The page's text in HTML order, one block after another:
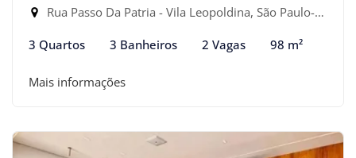
Rua Passo Da Patria - Vila Leopoldina, São Paulo-SP
3 Quartos 3 Banheiros 2 Vagas 98 m²
Mais informações